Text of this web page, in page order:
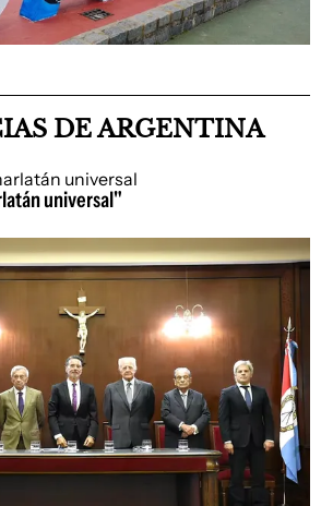
DE ARGENTINA
universal"